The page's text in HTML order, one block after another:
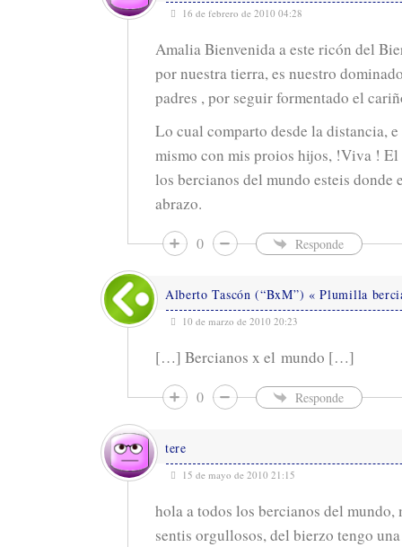
16 de febrero de 2010 04:28
Amalia Bienvenida a este ricón del
por nuestra tierra, es nuestro
padres , por seguir formentado el
Lo cual comparto desde la distancia,
mismo con mis proios hijos, !Viva !
los bercianos del mundo esteis donde
abrazo.
0 Responde
Alberto Tascón (“BxM”) « Plumilla
10 de marzo de 2010 20:23
[…] Bercianos x el mundo […]
0 Responde
tere
15 de mayo de 2010 21:15
hola a todos los bercianos del mundo,
sentis orgullosos, del bierzo tengo